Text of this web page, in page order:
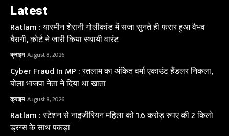
Latest
Ratlam : यास्मीन शेरानी गोलीकांड में सजा सुनते ही फरार हुआ वैभव
बैरागी, कोर्ट ने जारी किया स्थायी वारंट
क्राइम August 8, 2026
Cyber Fraud In MP : रतलाम का अंकित वर्मा एकाउंट हैंडलर निकला,
बोला भाजपा नेता ने दिया था खाता
क्राइम August 8, 2026
Ratlam : स्टेशन से नाइजीरियन महिला को 1.6 करोड़ रुपए की 2 किलो
ड्रग्स के साथ पकड़ा